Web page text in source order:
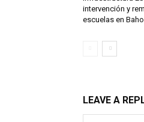
intervención y
escuelas en
LEAVE A